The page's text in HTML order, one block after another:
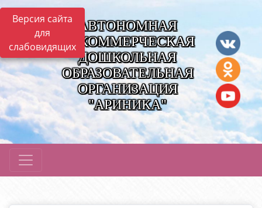
Версия сайта
для
слабовидящих
АВТОНОМНАЯ
НЕКОММЕРЧЕСКАЯ
ДОШКОЛЬНАЯ
ОБРАЗОВАТЕЛЬНАЯ
ОРГАНИЗАЦИЯ
"АРИНИКА"